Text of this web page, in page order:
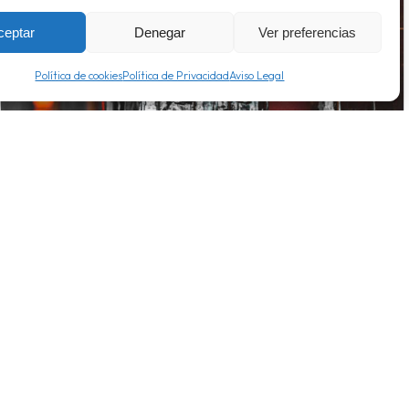
Denegar Ver preferencias
Política de cookiesPolítica de PrivacidadAviso Legal